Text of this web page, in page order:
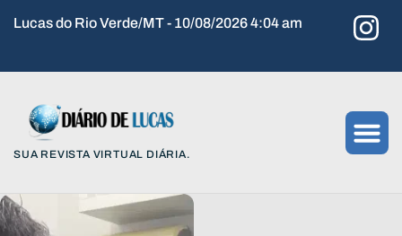
Lucas do Rio Verde/MT - 10/08/2026 4:04 am
SUA REVISTA VIRTUAL DIÁRIA.